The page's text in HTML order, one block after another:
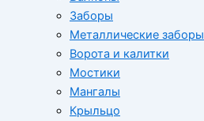
Заборы
Металлические заборы
Ворота и калитки
Мостики
Мангалы
Крыльцо